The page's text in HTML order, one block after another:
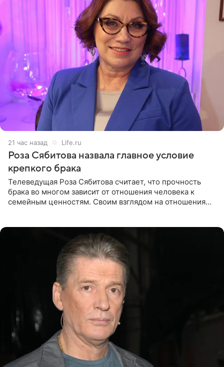
21 час назад Life.ru
Роза Сябитова назвала главное условие
крепкого брака
Телеведущая Роза Сябитова считает, что прочность
брака во многом зависит от отношения человека к
семейным ценностям. Своим взглядом на отношения